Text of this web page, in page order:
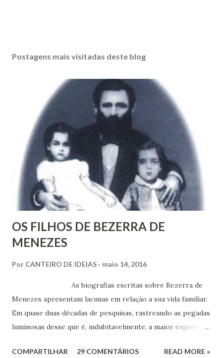
Postagens mais visitadas deste blog
OS FILHOS DE BEZERRA DE
MENEZES
Por CANTEIRO DE IDEIAS maio 14, 2016
As biografias escritas sobre Bezerra de
Menezes apresentam lacunas em relação a sua vida familiar.
Em quase duas décadas de pesquisas, rastreando as pegadas
luminosas desse que é, indubitavelmente, a maior expressão
documentos que nos permitem esclarecer um pouco mais
COMPARTILHAR 29 COMENTÁRIOS READ MORE »